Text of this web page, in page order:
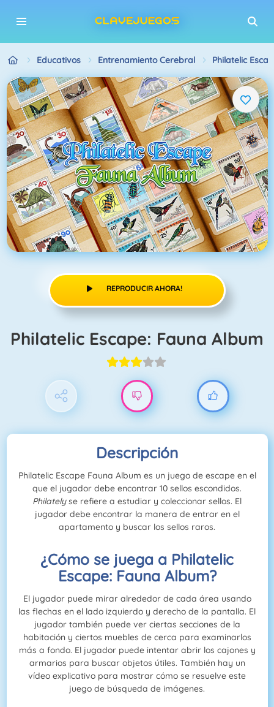
Educativos Entrenamiento Cerebral Philatelic
REPRODUCIR AHORA!
Philatelic Escape: Fauna Album
Descripción
Philatelic Escape Fauna Album es un juego de escape en el
que el jugador debe encontrar 10 sellos escondidos.
Philatelyse refiere a estudiar y coleccionar sellos. El
jugador debe encontrar la manera de entrar en el
apartamento y buscar los sellos raros.
¿Cómo se juega a Philatelic
Escape: Fauna Album?
El jugador puede mirar alrededor de cada área usando
las flechas en el lado izquierdo y derecho de la pantalla. El
jugador también puede ver ciertas secciones de la
habitación y ciertos muebles de cerca para examinarlos
más a fondo. El jugador puede intentar abrir los cajones y
armarios para buscar objetos útiles. También hay un
vídeo explicativo para mostrar cómo se resuelve este
juego de búsqueda de imágenes.